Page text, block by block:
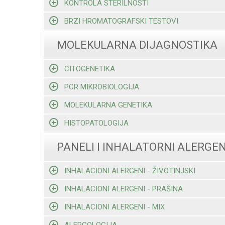
KONTROLA STERILNOSTI
BRZI HROMATOGRAFSKI TESTOVI
MOLEKULARNA DIJAGNOSTIKA
CITOGENETIKA
PCR MIKROBIOLOGIJA
MOLEKULARNA GENETIKA
HISTOPATOLOGIJA
PANELI I INHALATORNI
INHALACIONI ALERGENI - ŽIVOTINJSKI
INHALACIONI ALERGENI - PRAŠINA
INHALACIONI ALERGENI - MIX